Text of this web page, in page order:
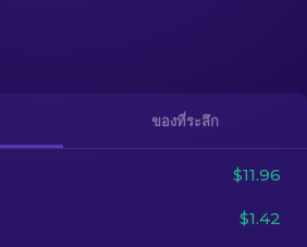
ของที่ระลึก
$11.96
$1.42